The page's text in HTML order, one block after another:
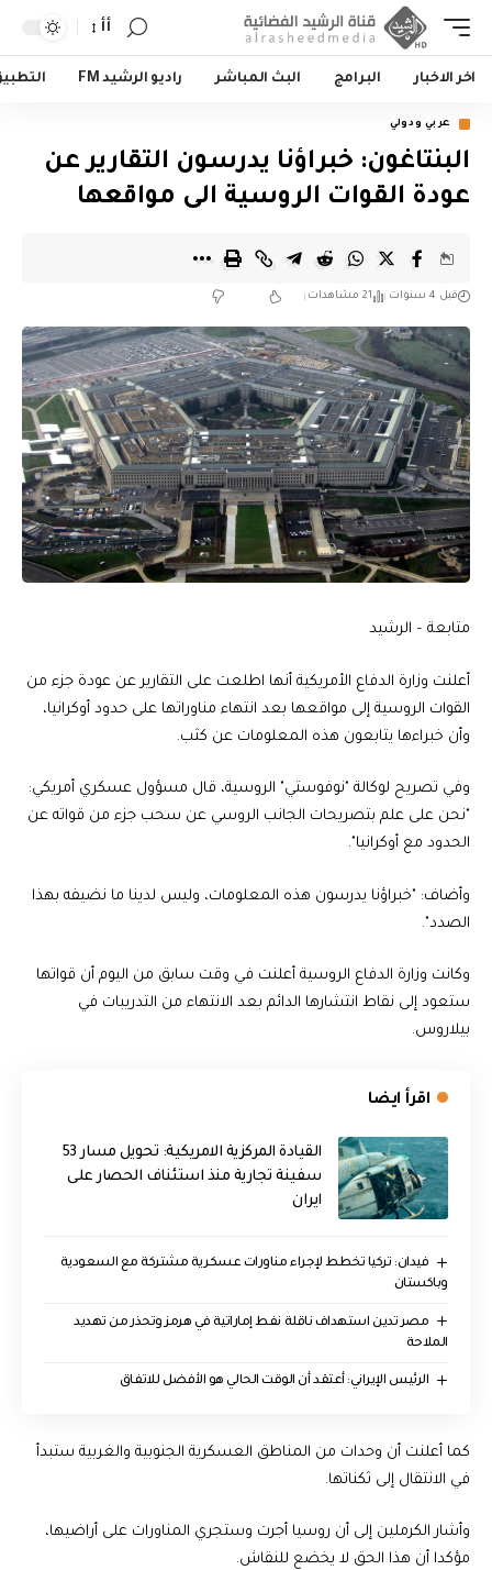
أأ
اخر الاخبار البرامج البث المباشر راديو الرشيد FM
عربي ودولي
البنتاغون: خبراؤنا يدرسون التقارير عن
عودة القوات الروسية الى مواقعها
قبل 4 سنوات 21 مشاهدات
متابعة – الرشيد
أعلنت وزارة الدفاع الأمريكية أنها اطلعت على التقارير عن عودة جزء من
القوات الروسية إلى مواقعها بعد انتهاء مناوراتها على حدود أوكرانيا،
وأن خبراءها يتابعون هذه المعلومات عن كثب.
وفي تصريح لوكالة "نوفوستي" الروسية، قال مسؤول عسكري أمريكي:
"نحن على علم بتصريحات الجانب الروسي عن سحب جزء من قواته عن
الحدود مع أوكرانيا".
وأضاف: "خبراؤنا يدرسون هذه المعلومات، وليس لدينا ما نضيفه بهذا
الصدد".
وكانت وزارة الدفاع الروسية أعلنت في وقت سابق من اليوم أن قواتها
ستعود إلى نقاط انتشارها الدائم بعد الانتهاء من التدريبات في
بيلاروس.
اقرأ ايضا
القيادة المركزية الامريكية: تحويل مسار 53
سفينة تجارية منذ استئناف الحصار على
ايران
فيدان: تركيا تخطط لإجراء مناورات عسكرية مشتركة مع السعودية
وباكستان
مصر تدين استهداف ناقلة نفط إماراتية في هرمز وتحذر من تهديد
الملاحة
الرئيس الإيراني: أعتقد أن الوقت الحالي هو الأفضل للاتفاق
كما أعلنت أن وحدات من المناطق العسكرية الجنوبية والغربية ستبدأ
في الانتقال إلى ثكناتها.
وأشار الكرملين إلى أن روسيا أجرت وستجري المناورات على أراضيها،
مؤكدا أن هذا الحق لا يخضع للنقاش.